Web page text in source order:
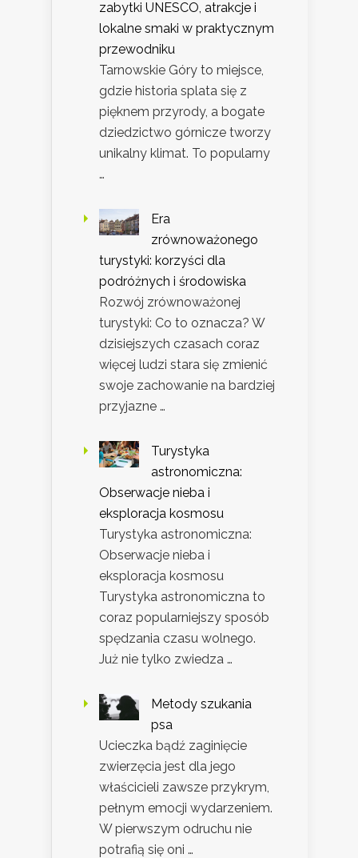
zabytki UNESCO, atrakcje i
lokalne smaki w praktycznym
przewodniku
Tarnowskie Góry to miejsce,
gdzie historia splata się z
pięknem przyrody, a bogate
dziedzictwo górnicze tworzy
unikalny klimat. To popularny
…
Era
zrównoważonego
turystyki: korzyści dla
podróżnych i środowiska
Rozwój zrównoważonej
turystyki: Co to oznacza? W
dzisiejszych czasach coraz
więcej ludzi stara się zmienić
swoje zachowanie na bardziej
przyjazne …
Turystyka
astronomiczna:
Obserwacje nieba i
eksploracja kosmosu
Turystyka astronomiczna:
Obserwacje nieba i
eksploracja kosmosu
Turystyka astronomiczna to
coraz popularniejszy sposób
spędzania czasu wolnego.
Już nie tylko zwiedza …
Metody szukania
psa
Ucieczka bądź zaginięcie
zwierzęcia jest dla jego
właścicieli zawsze przykrym,
pełnym emocji wydarzeniem.
W pierwszym odruchu nie
potrafią się oni …